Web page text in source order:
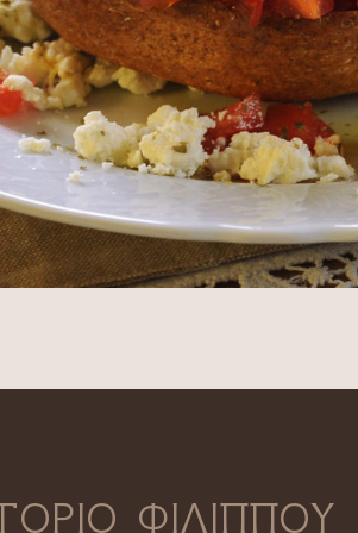
ΦΙΛΙΠΠΟΥ